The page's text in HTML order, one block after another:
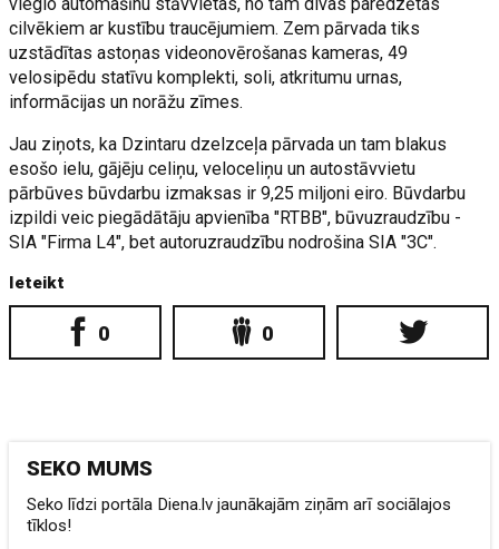
cilvēkiem ar kustību traucējumiem. Zem pārvada tiks
uzstādītas astoņas videonovērošanas kameras, 49
velosipēdu statīvu komplekti, soli, atkritumu urnas,
informācijas un norāžu zīmes.
Jau ziņots, ka Dzintaru dzelzceļa pārvada un tam blakus
esošo ielu, gājēju celiņu, veloceliņu un autostāvvietu
pārbūves būvdarbu izmaksas ir 9,25 miljoni eiro. Būvdarbu
izpildi veic piegādātāju apvienība "RTBB", būvuzraudzību -
SIA "Firma L4", bet autoruzraudzību nodrošina SIA "3C".
Ieteikt
0 0
SEKO MUMS
Seko līdzi portāla Diena.lv jaunākajām ziņām arī sociālajos
tīklos!